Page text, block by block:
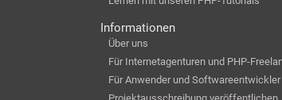
Informationen
Über uns
Für Internetagenturen und PHP-
Für Anwender und Softwareentwickler